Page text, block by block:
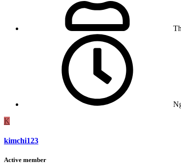
K
kimchi123
Active member